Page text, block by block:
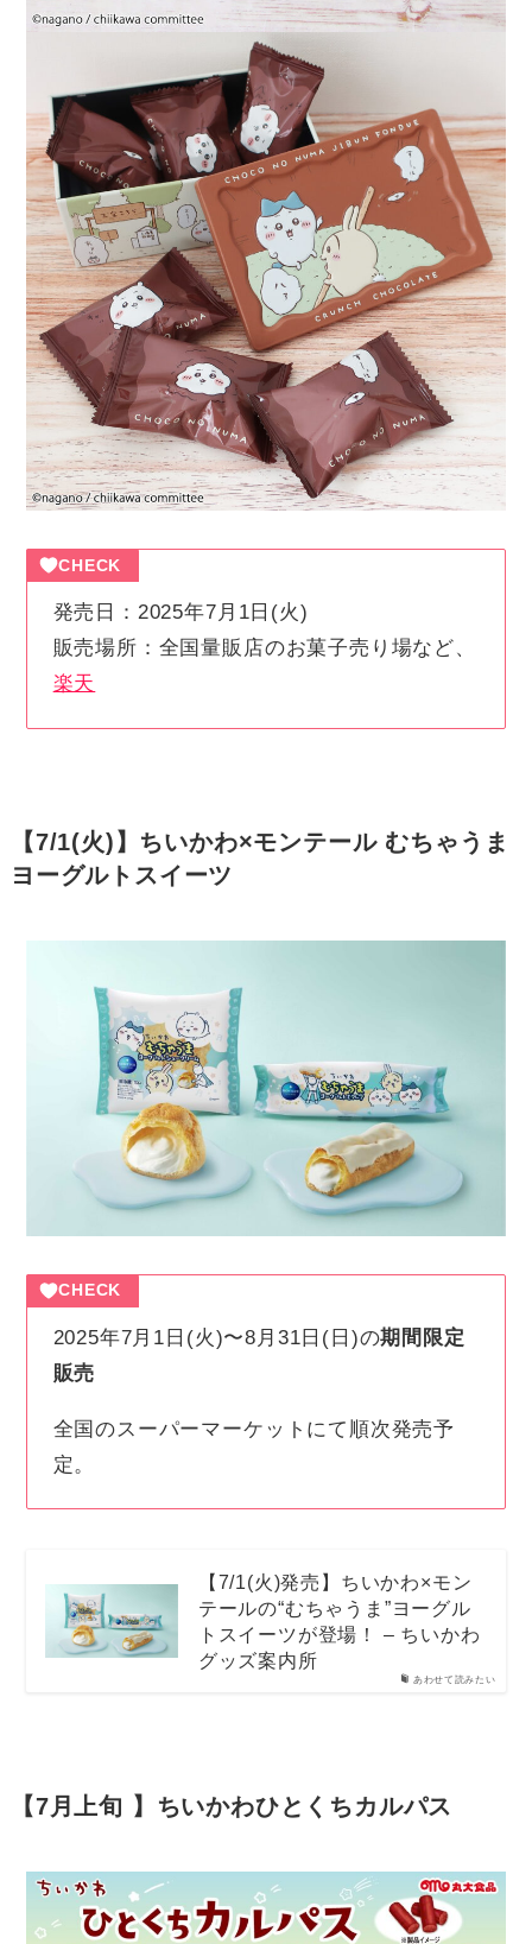
CHECK
発売日：2025年7月1日(火)
販売場所：全国量販店のお菓子売り場など、
楽天
【7/1(火)】ちいかわ×モンテール むちゃうま
ヨーグルトスイーツ
CHECK
2025年7月1日(火)〜8月31日(日)の期間限定
販売
全国のスーパーマーケットにて順次発売予
定。
あわせて読みたい
【7/1(火)発売】ちいかわ×モン
テールの“むちゃうま”ヨーグル
トスイーツが登場！ – ちいかわ
グッズ案内所
【7月上旬 】ちいかわひとくちカルパス